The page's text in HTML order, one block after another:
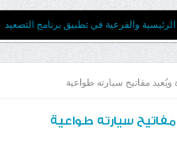
والفرعية في تطبيق برنامج التصعيد
مفاتيح سيارته طواعية
سيارته طواعية